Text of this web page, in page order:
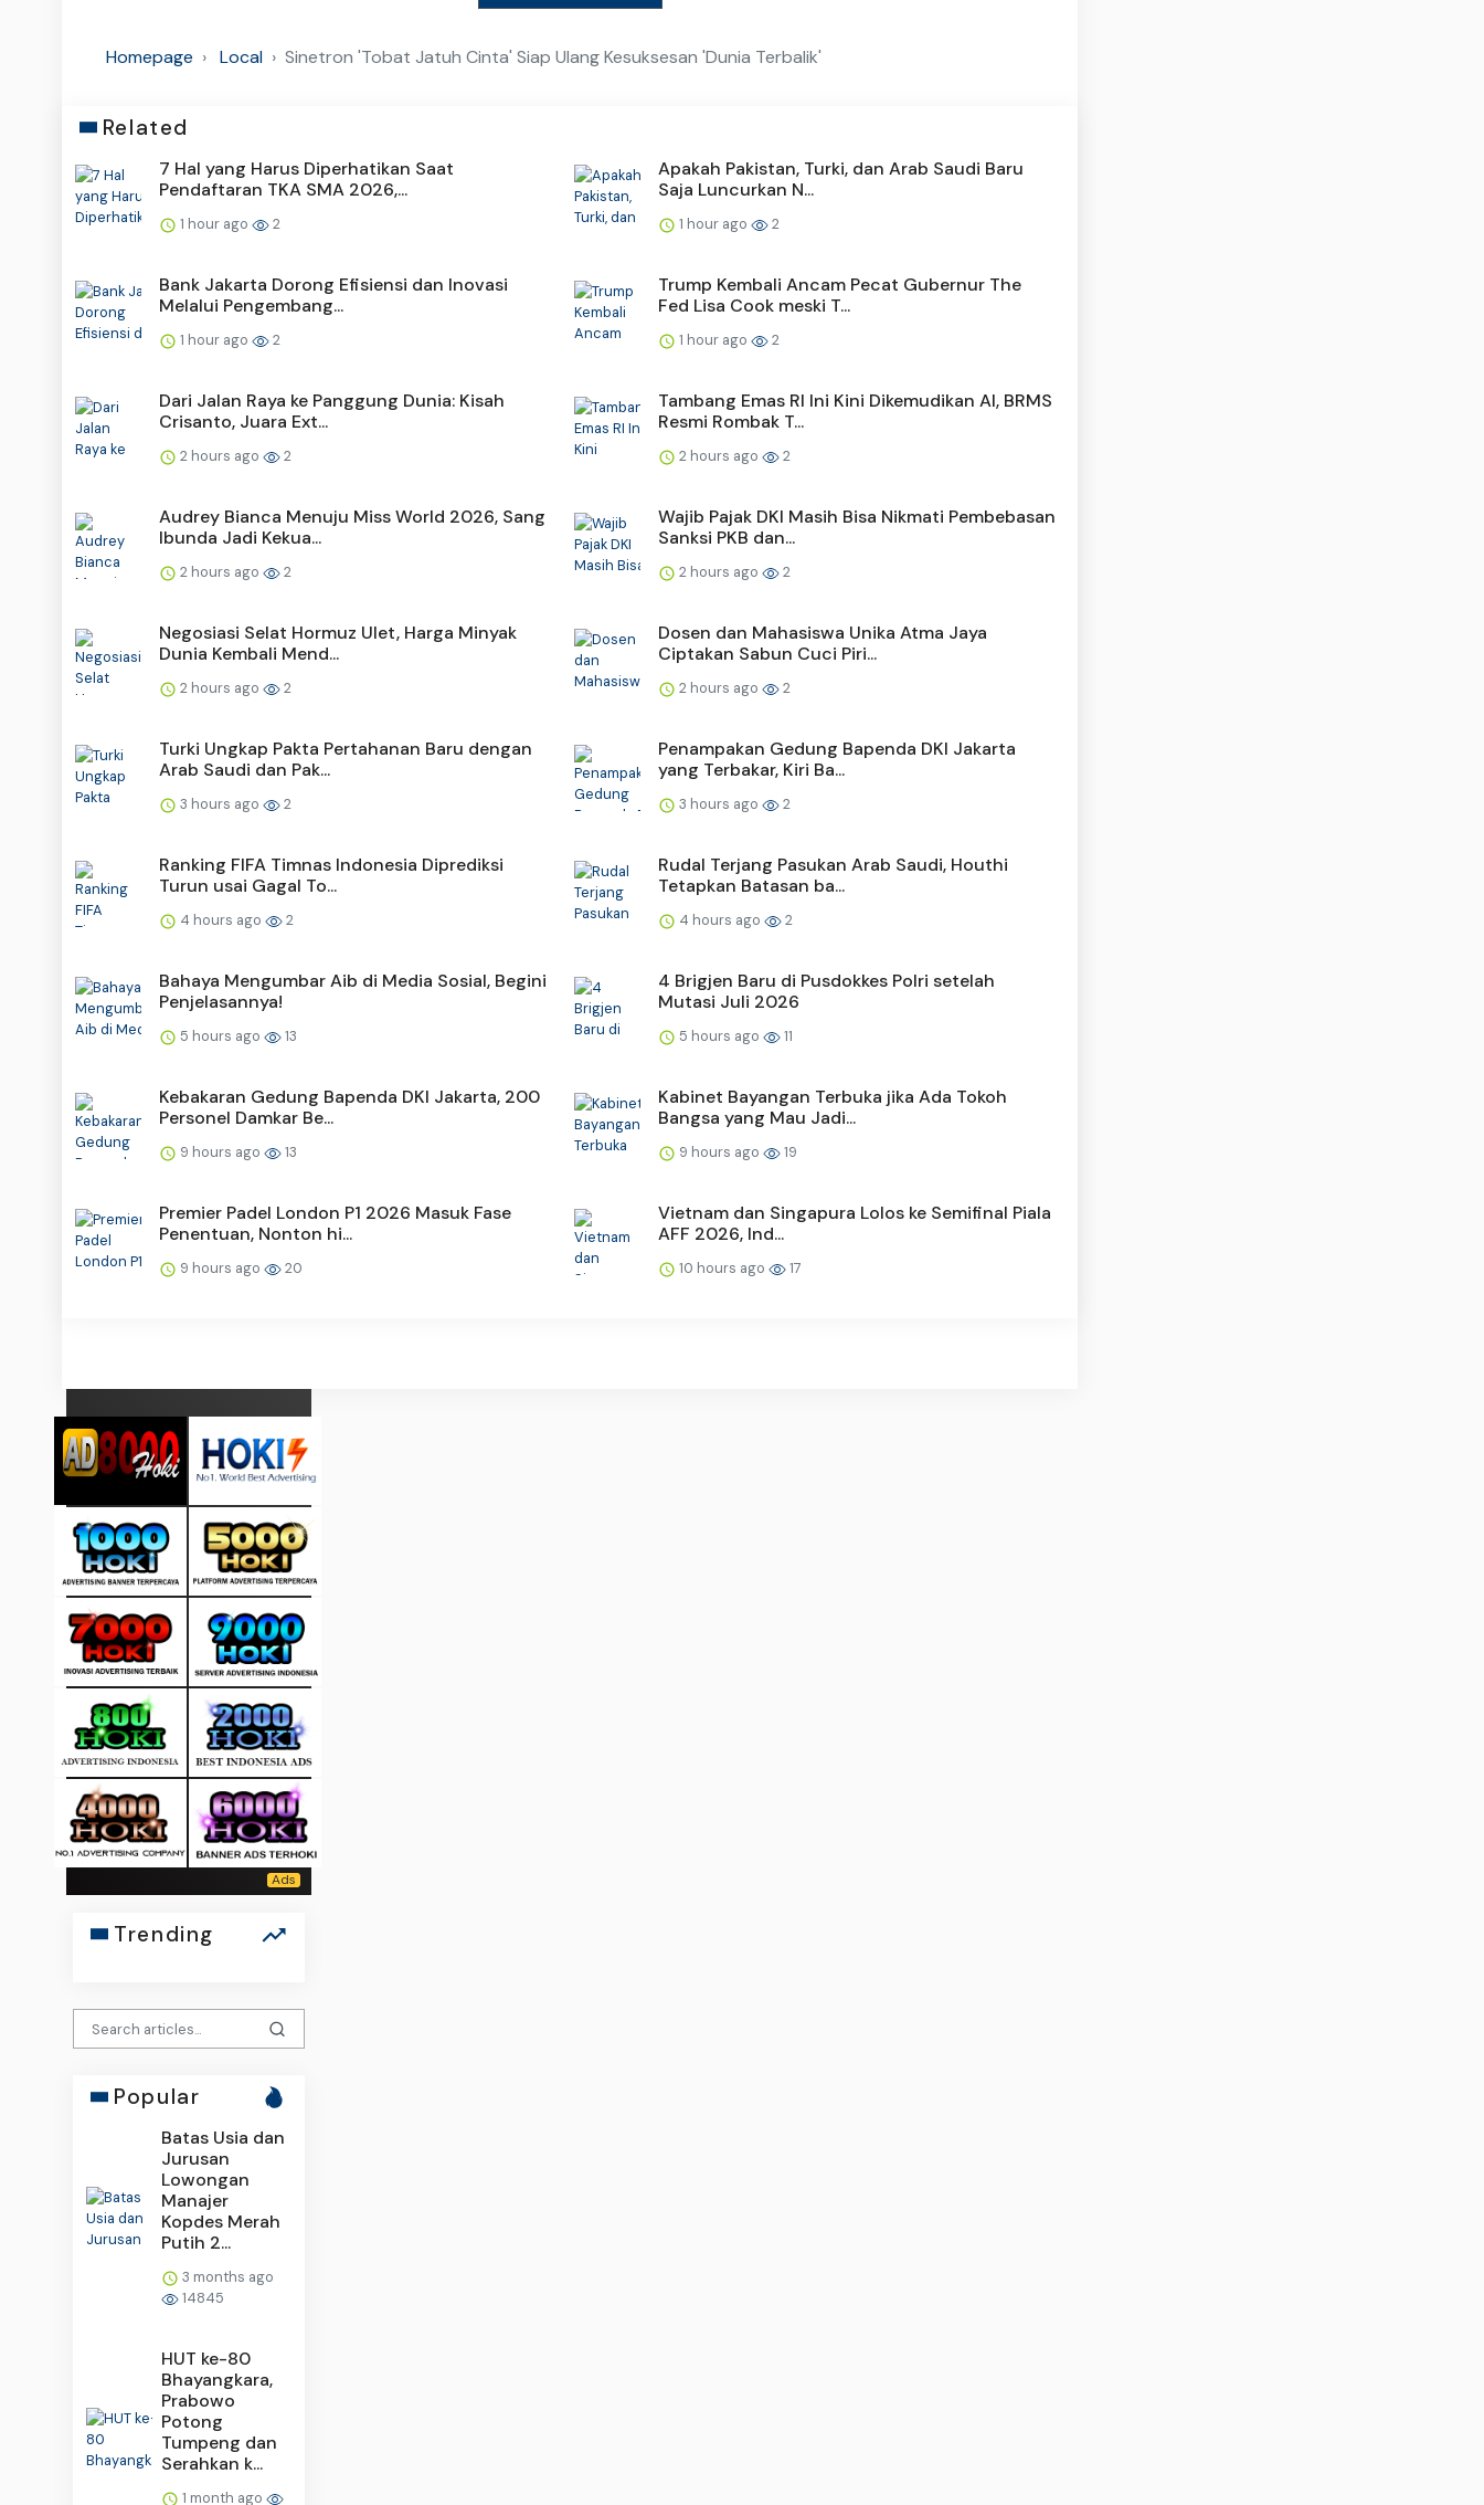
Homepage Local Sinetron 'Tobat Jatuh Cinta' Siap Ulang Kesuksesan 'Dunia Terbalik'
Related
7 Hal yang Harus Diperhatikan Saat
Pendaftaran TKA SMA 2026,...
1 hour ago 2
Apakah Pakistan, Turki, dan Arab Saudi Baru
Saja Luncurkan N...
1 hour ago 2
Bank Jakarta Dorong Efisiensi dan Inovasi
Melalui Pengembang...
1 hour ago 2
Trump Kembali Ancam Pecat Gubernur The
Fed Lisa Cook meski T...
1 hour ago 2
Dari Jalan Raya ke Panggung Dunia: Kisah
Crisanto, Juara Ext...
2 hours ago 2
Tambang Emas RI Ini Kini Dikemudikan AI, BRMS
Resmi Rombak T...
2 hours ago 2
Audrey Bianca Menuju Miss World 2026, Sang
Ibunda Jadi Kekua...
2 hours ago 2
Wajib Pajak DKI Masih Bisa Nikmati Pembebasan
Sanksi PKB dan...
2 hours ago 2
Negosiasi Selat Hormuz Ulet, Harga Minyak
Dunia Kembali Mend...
2 hours ago 2
Dosen dan Mahasiswa Unika Atma Jaya
Ciptakan Sabun Cuci Piri...
2 hours ago 2
Turki Ungkap Pakta Pertahanan Baru dengan
Arab Saudi dan Pak...
3 hours ago 2
Penampakan Gedung Bapenda DKI Jakarta
yang Terbakar, Kiri Ba...
3 hours ago 2
Ranking FIFA Timnas Indonesia Diprediksi
Turun usai Gagal To...
4 hours ago 2
Rudal Terjang Pasukan Arab Saudi, Houthi
Tetapkan Batasan ba...
4 hours ago 2
Bahaya Mengumbar Aib di Media Sosial, Begini
Penjelasannya!
5 hours ago 13
4 Brigjen Baru di Pusdokkes Polri setelah
Mutasi Juli 2026
5 hours ago 11
Kebakaran Gedung Bapenda DKI Jakarta, 200
Personel Damkar Be...
9 hours ago 13
Kabinet Bayangan Terbuka jika Ada Tokoh
Bangsa yang Mau Jadi...
9 hours ago 19
Premier Padel London P1 2026 Masuk Fase
Penentuan, Nonton hi...
9 hours ago 20
Vietnam dan Singapura Lolos ke Semifinal Piala
AFF 2026, Ind...
10 hours ago 17
Trending
Popular
Batas Usia dan
Jurusan
Lowongan
Manajer
Kopdes Merah
Putih 2...
3 months ago
14845
HUT ke-80
Bhayangkara,
Prabowo
Potong
Tumpeng dan
Serahkan k...
1 month ago